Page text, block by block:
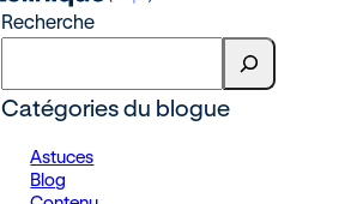
Recherche
Catégories du blogue
Astuces
Blog